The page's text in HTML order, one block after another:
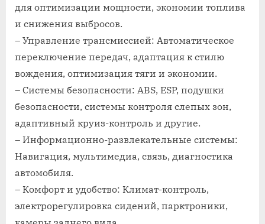
для оптимизации мощности, экономии топлива
и снижения выбросов.
– Управление трансмиссией: Автоматическое
переключение передач, адаптация к стилю
вождения, оптимизация тяги и экономии.
– Системы безопасности: ABS, ESP, подушки
безопасности, системы контроля слепых зон,
адаптивный круиз-контроль и другие.
– Информационно-развлекательные системы:
Навигация, мультимедиа, связь, диагностика
автомобиля.
– Комфорт и удобство: Климат-контроль,
электрорегулировка сидений, парктроники,